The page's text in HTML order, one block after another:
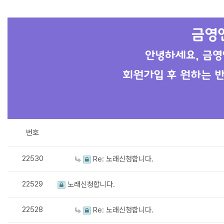
번호
22530 Re: 노래신청합니다.
22529 노래신청합니다.
22528 Re: 노래신청합니다.